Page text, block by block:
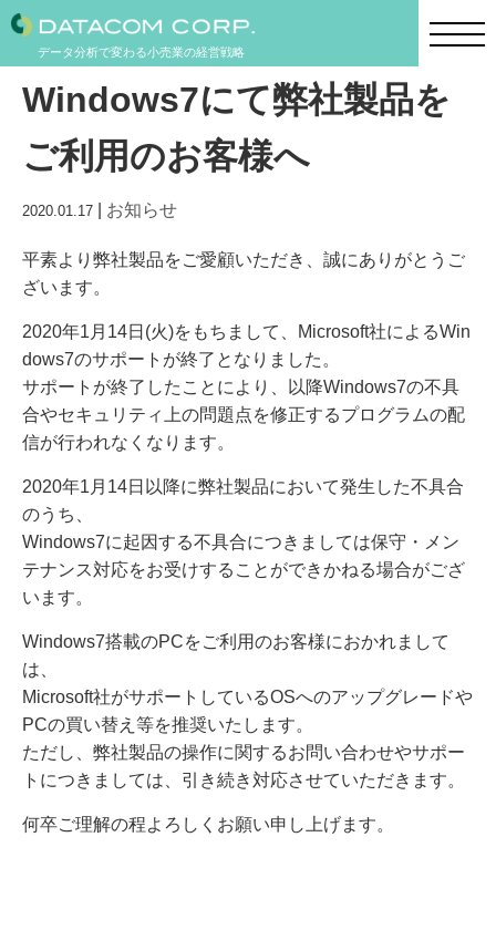
データ分析で変わる小売業の経営戦略
Windows7にて弊社製品を
ご利用のお客様へ
2020.01.17 お知らせ
平素より弊社製品をご愛顧いただき、誠にありがとうご
ざいます。
2020年1月14日(火)をもちまして、Microsoft社によるWin
dows7のサポートが終了となりました。
サポートが終了したことにより、以降Windows7の不具
合やセキュリティ上の問題点を修正するプログラムの配
信が行われなくなります。
2020年1月14日以降に弊社製品において発生した不具合
のうち、
Windows7に起因する不具合につきましては保守・メン
テナンス対応をお受けすることができかねる場合がござ
います。
Windows7搭載のPCをご利用のお客様におかれまして
は、
Microsoft社がサポートしているOSへのアップグレードや
PCの買い替え等を推奨いたします。
ただし、弊社製品の操作に関するお問い合わせやサポー
トにつきましては、引き続き対応させていただきます。
何卒ご理解の程よろしくお願い申し上げます。